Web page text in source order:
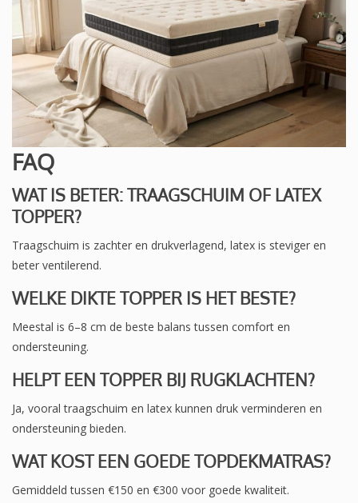
FAQ
WAT IS BETER: TRAAGSCHUIM OF LATEX
TOPPER?
Traagschuim is zachter en drukverlagend, latex is steviger en
beter ventilerend.
WELKE DIKTE TOPPER IS HET BESTE?
Meestal is 6–8 cm de beste balans tussen comfort en
ondersteuning.
HELPT EEN TOPPER BIJ RUGKLACHTEN?
Ja, vooral traagschuim en latex kunnen druk verminderen en
ondersteuning bieden.
WAT KOST EEN GOEDE TOPDEKMATRAS?
Gemiddeld tussen €150 en €300 voor goede kwaliteit.